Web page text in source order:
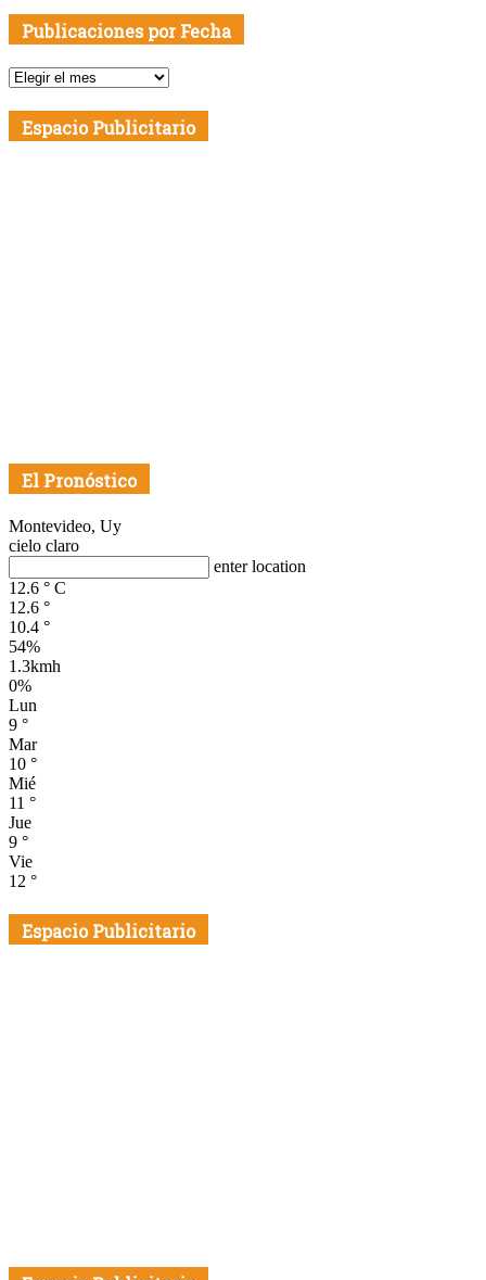
Publicaciones por Fecha
Publicaciones
Fecha
Espacio Publicitario
El Pronóstico
Montevideo, Uy
cielo claro
enter location
12.6 ° C
12.6 °
10.4 °
54%
1.3kmh
0%
Lun
9 °
Mar
10 °
Mié
11 °
Jue
9 °
Vie
12 °
Espacio Publicitario